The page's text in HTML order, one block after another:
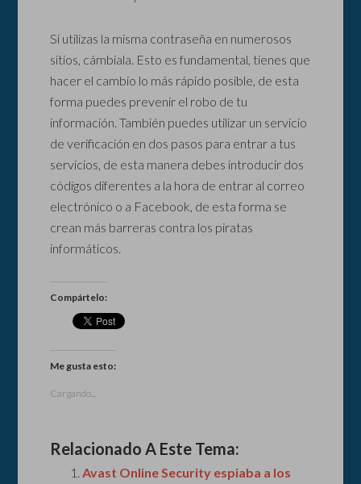
Si utilizas la misma contraseña en numerosos
sitios, cámbiala. Esto es fundamental, tienes que
hacer el cambio lo más rápido posible, de esta
forma puedes prevenir el robo de tu
información. También puedes utilizar un servicio
de verificación en dos pasos para entrar a tus
servicios, de esta manera debes introducir dos
códigos diferentes a la hora de entrar al correo
electrónico o a Facebook, de esta forma se
crean más barreras contra los piratas
informáticos.
Compártelo:
Me gusta esto:
Cargando...
Relacionado A Este Tema:
Avast Online Security espiaba a los